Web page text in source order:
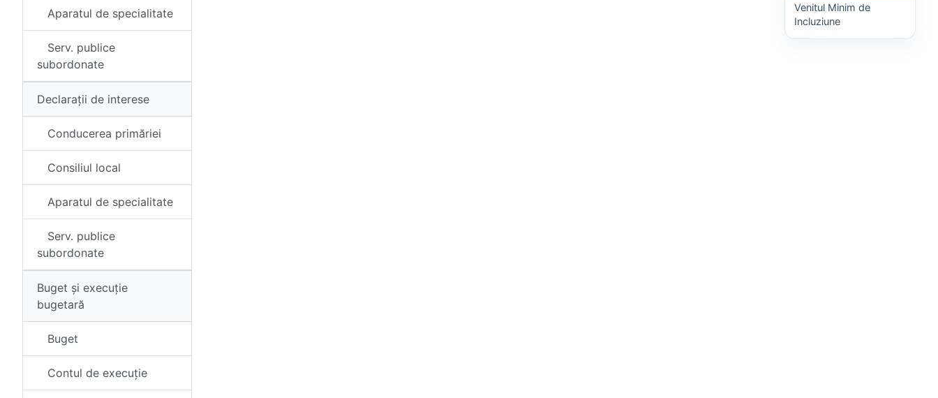
Aparatul de specialitate
Serv. publice
subordonate
Declarații de interese
Conducerea primăriei
Consiliul local
Aparatul de specialitate
Serv. publice
subordonate
Buget și execuție
bugetară
Buget
Contul de execuție
Venitul Minim de
Incluziune